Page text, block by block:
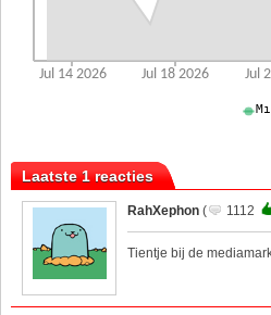
Laatste 1 reacties
RahXephon ( 1112
Tientje bij de